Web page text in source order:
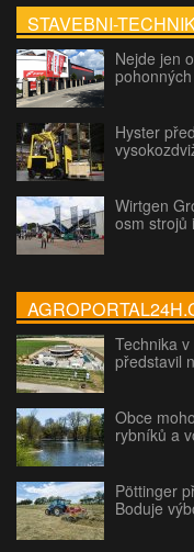
STAVEBNI-
Nejde jen
Hyster
Wirtgen
osm
Technika
představil
Obce
rybníků a
Pöttinger
Boduje